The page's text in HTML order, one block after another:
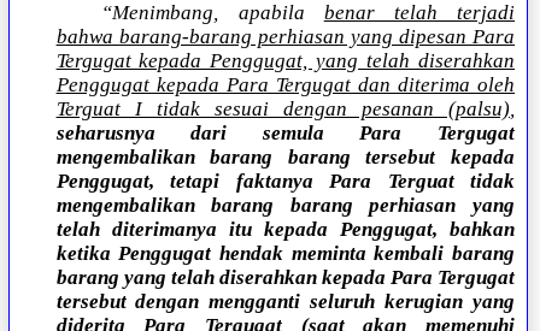
“Menimbang, apabila benar telah terjadi
bahwa barang-barang perhiasan yang dipesan Para
Tergugat kepada Penggugat, yang telah diserahkan
Penggugat kepada Para Tergugat dan diterima oleh
Terguat I tidak sesuai dengan pesanan (palsu),
seharusnya dari semula Para Tergugat
mengembalikan barang barang tersebut kepada
Penggugat, tetapi faktanya Para Terguat tidak
mengembalikan barang barang perhiasan yang
telah diterimanya itu kepada Penggugat, bahkan
ketika Penggugat hendak meminta kembali barang
barang yang telah diserahkan kepada Para Tergugat
tersebut dengan mengganti seluruh kerugian yang
diderita Para Tergugat (saat akan memenuhi